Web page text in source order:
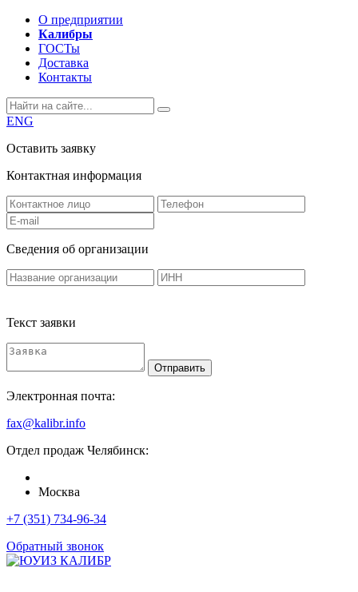
О предприятии
Калибры
ГОСТы
Доставка
Контакты
ENG
Оставить заявку
Контактная информация
Сведения об организации
Текст заявки
Отправить
Электронная почта:
fax@kalibr.info
Отдел продаж Челябинск:
Москва
+7 (351) 734-96-34
Обратный звонок